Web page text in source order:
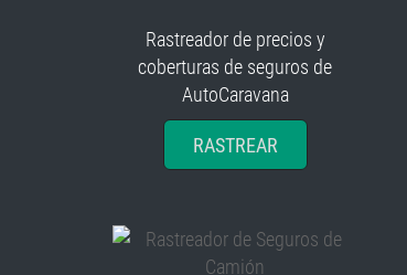
Rastreador de precios y
coberturas de seguros de
AutoCaravana
RASTREAR